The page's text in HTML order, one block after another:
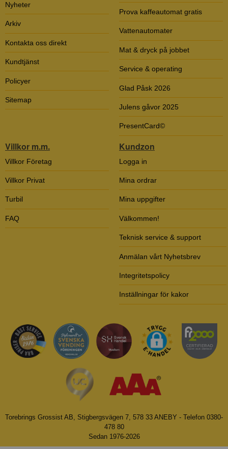
Nyheter
Arkiv
Kontakta oss direkt
Kundtjänst
Policyer
Sitemap
Prova kaffeautomat gratis
Vattenautomater
Mat & dryck på jobbet
Service & operating
Glad Påsk 2026
Julens gåvor 2025
PresentCard©
Villkor m.m.
Villkor Företag
Villkor Privat
Turbil
FAQ
Kundzon
Logga in
Mina ordrar
Mina uppgifter
Välkommen!
Teknisk service & support
Anmälan vårt Nyhetsbrev
Integritetspolicy
Inställningar för kakor
Torebrings Grossist AB, Stigbergsvägen 7, 578 33 ANEBY - Telefon 0380-
478 80
Sedan 1976-2026